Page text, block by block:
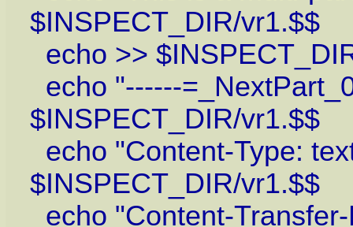
$INSPECT_DIR/vr1.$$
echo >>
echo "------
$INSPECT_DIR/vr1.$$
echo "Content-Type:
$INSPECT_DIR/vr1.$$
echo "Content-